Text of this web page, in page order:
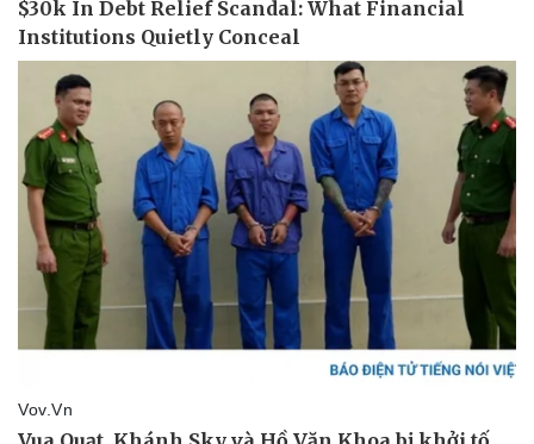
Tin nóng
Tư vấn luật
Việt Nam
Phân tích